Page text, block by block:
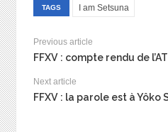
TAGS I am Setsuna
Previous article
FFXV : compte rendu de
Next article
FFXV : la parole est à Yôko